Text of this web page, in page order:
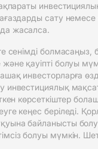
сату
жасалса.
сенімді
қауіпті болуы
инвесторларға
көрсеткіштер
кеңес беріледі.
байланысты
болуы мүмкін.